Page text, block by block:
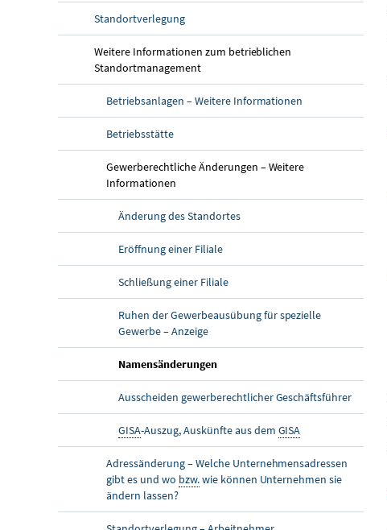
Standortverlegung
Weitere Informationen zum betrieblichen
Standortmanagement
Betriebsanlagen – Weitere Informationen
Betriebsstätte
Gewerberechtliche Änderungen – Weitere
Informationen
Änderung des Standortes
Eröffnung einer Filiale
Schließung einer Filiale
Ruhen der Gewerbeausübung für spezielle
Gewerbe – Anzeige
Namensänderungen
Ausscheiden gewerberechtlicher Geschäftsführer
GISA-Auszug, Auskünfte aus dem GISA
Adressänderung – Welche Unternehmensadressen
gibt es und wo bzw.wie können Unternehmen sie
ändern lassen?